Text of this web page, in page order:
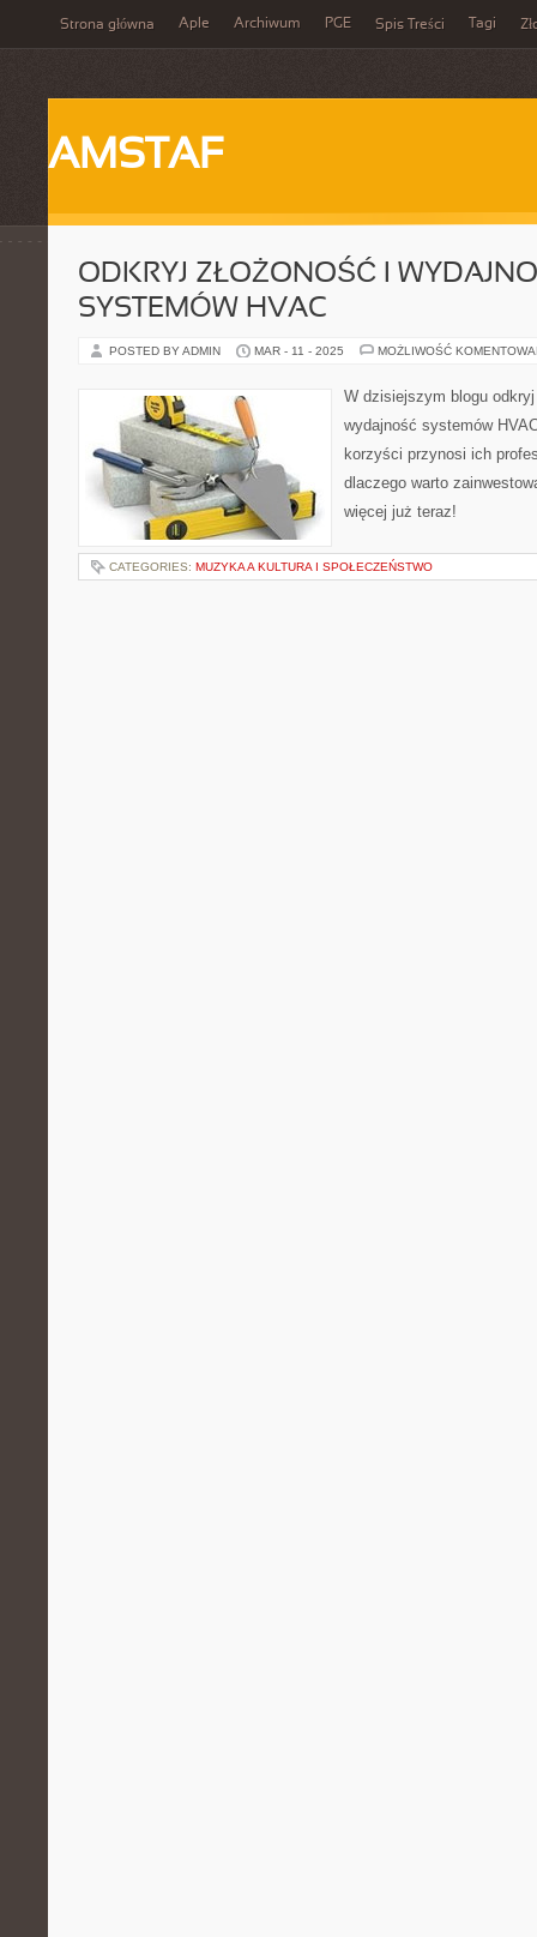
Strona główna Aple Archiwum PGE Spis Treści Tagi
AMSTAF
ODKRYJ ZŁOŻONOŚĆ I
SYSTEMÓW HVAC
POSTED BY ADMIN MAR - 11 - 2025 MOŻLIWOŚĆ
W dzisiejszym blogu
wydajność systemów
korzyści przynosi ich
dlaczego warto
więcej już teraz!
CATEGORIES: MUZYKA A KULTURA I SPOŁECZEŃSTWO